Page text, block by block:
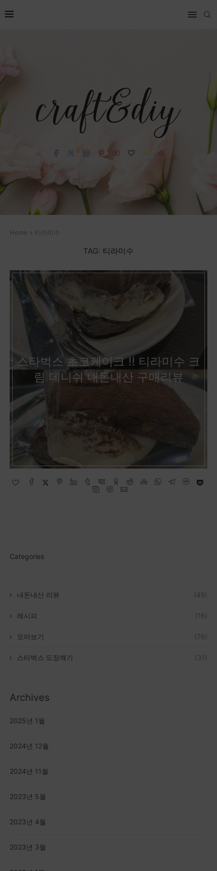
Home » 티라미수
TAG: 티라미수
스타벅스 초코케이크 !! 티라미수 크
림 데니쉬 내돈내산 구매리뷰
Categories
내돈내산 리뷰 (49)
레시피 (16)
모아보기 (76)
스타벅스 도장깨기 (31)
Archives
2025년 1월
2024년 12월
2024년 11월
2023년 5월
2023년 4월
2023년 3월